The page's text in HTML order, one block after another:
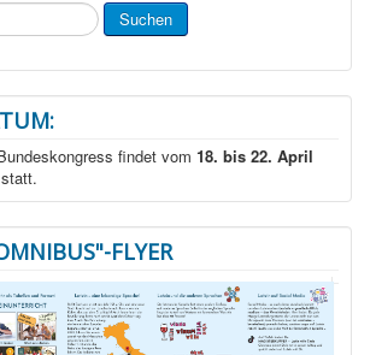
Suchen
findet vom 18. bis 22. April
statt.
FLYER